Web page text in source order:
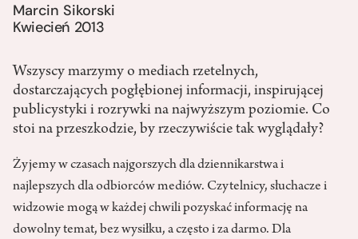
Marcin Sikorski
Kwiecień 2013
Wszyscy marzymy o mediach rzetelnych,
dostarczających pogłębionej informacji, inspirującej
publicystyki i rozrywki na najwyższym poziomie. Co
stoi na przeszkodzie, by rzeczywiście tak wyglądały?
Żyjemy w czasach najgorszych dla dziennikarstwa i
najlepszych dla odbiorców mediów. Czytelnicy, słuchacze i
widzowie mogą w każdej chwili pozyskać informację na
dowolny temat, bez wysiłku, a często i za darmo. Dla